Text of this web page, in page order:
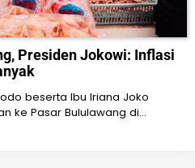
Presiden Jokowi: Inflasi
beserta Ibu Iriana Joko
ke Pasar Bululawang di…